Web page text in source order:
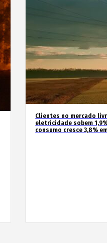
Clientes no mercado
eletricidade sobem
consumo cresce 3,8%